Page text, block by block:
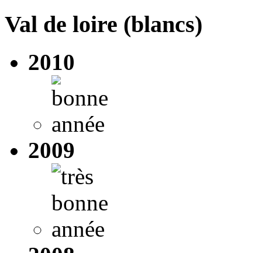
Val de loire (blancs)
2010
2009